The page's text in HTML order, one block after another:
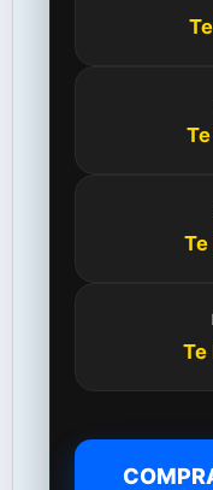
Te